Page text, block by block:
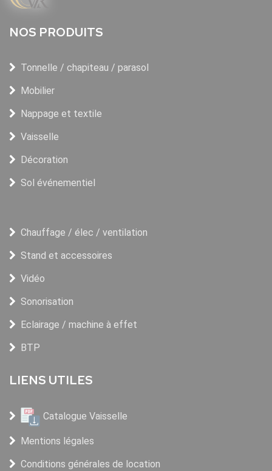
NOS PRODUITS
Tonnelle / chapiteau / parasol
Mobilier
Nappage et textile
Vaisselle
Décoration
Sol événementiel
Chauffage / élec / ventilation
Stand et accessoires
Vidéo
Sonorisation
Eclairage / machine à effet
BTP
LIENS UTILES
Catalogue Vaisselle
Mentions légales
Conditions générales de location